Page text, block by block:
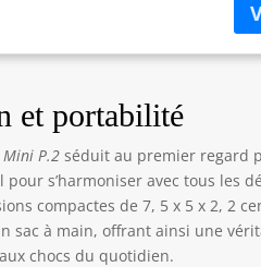
Le
et portabilité
Mini P.2 séduit au premier regard
pour s’harmoniser avec tous les
compactes de 7, 5 x 5 x 2, 2
sac à main, offrant ainsi une
chocs du quotidien.